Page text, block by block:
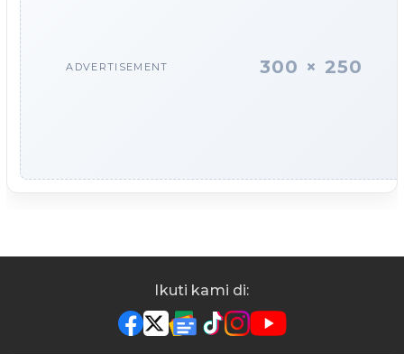
ADVERTISEMENT 300 × 250
Ikuti kami di: